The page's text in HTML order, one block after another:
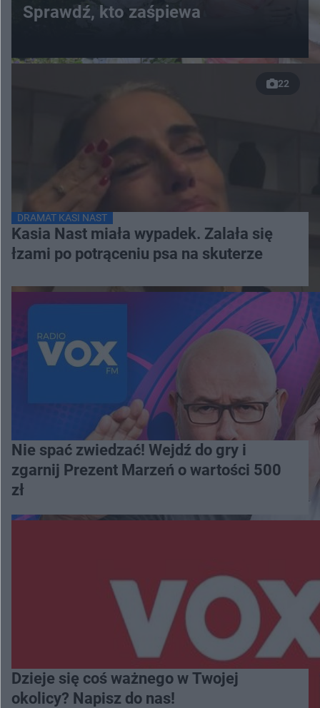
Sprawdź, kto zaśpiewa
22
DRAMAT KASI NAST
Kasia Nast miała wypadek. Zalała się
łzami po potrąceniu psa na skuterze
Nie spać zwiedzać! Wejdź do gry i
zgarnij Prezent Marzeń o wartości 500
zł
Dzieje się coś ważnego w Twojej
okolicy? Napisz do nas!